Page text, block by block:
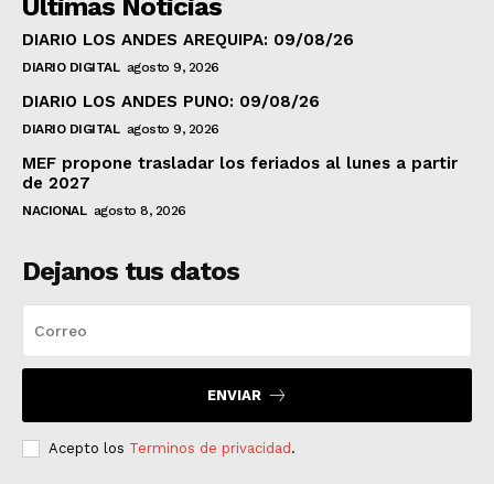
Ultimas Noticias
DIARIO LOS ANDES AREQUIPA: 09/08/26
DIARIO DIGITAL agosto 9, 2026
DIARIO LOS ANDES PUNO: 09/08/26
DIARIO DIGITAL agosto 9, 2026
MEF propone trasladar los feriados al lunes a partir
de 2027
NACIONAL agosto 8, 2026
Dejanos tus datos
ENVIAR
Acepto los Terminos de privacidad .